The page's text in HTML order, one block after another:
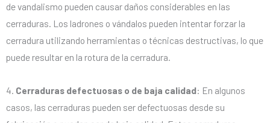
de vandalismo pueden causar daños considerables en las
cerraduras. Los ladrones o vándalos pueden intentar forzar la
cerradura utilizando herramientas o técnicas destructivas, lo que
puede resultar en la rotura de la cerradura.
4. Cerraduras defectuosas o de baja calidad: En algunos
casos, las cerraduras pueden ser defectuosas desde su